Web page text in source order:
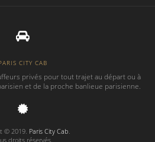
CITY CAB
privés pour tout trajet au départ ou à
et de la proche banlieue parisienne.
© 2019. Paris City Cab
droits réservés.